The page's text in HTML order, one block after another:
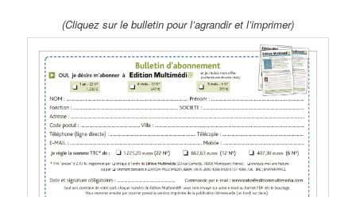
(Cliquez sur le bulletin pour l’agrandir et l’imprimer)